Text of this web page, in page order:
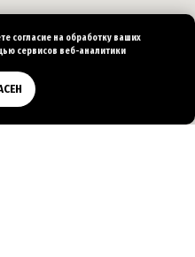
согласие на обработку ваших
сервисов веб-аналитики